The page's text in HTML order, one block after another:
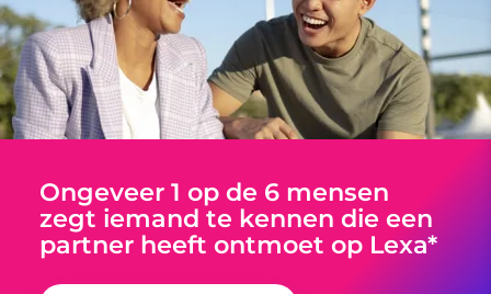
Ongeveer 1 op de 6 mensen
zegt iemand te kennen die een
partner heeft ontmoet op Lexa*